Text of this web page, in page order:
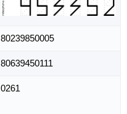
80239850005
80639450111
0261